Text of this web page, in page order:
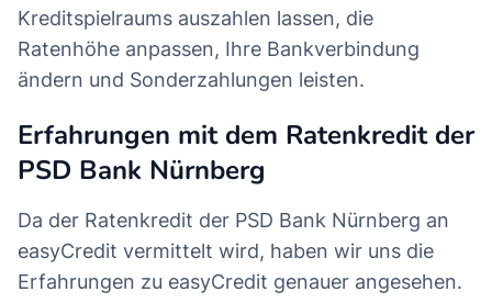
Kreditspielraums auszahlen lassen, die
Ratenhöhe anpassen, Ihre Bankverbindung
ändern und Sonderzahlungen leisten.
Erfahrungen mit dem Ratenkredit der
PSD Bank Nürnberg
Da der Ratenkredit der PSD Bank Nürnberg an
easyCredit vermittelt wird, haben wir uns die
Erfahrungen zu easyCredit genauer angesehen.